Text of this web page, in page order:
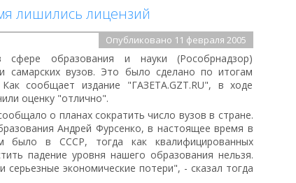
лишились лицензий
Опубликовано 11 февраля 2005
образования и науки (Рособрнадзор)
самарских вузов. Это было сделано по итогам
сообщает издание "ГАЗЕТА.GZT.RU", в ходе
оценку "отлично".
о планах сократить число вузов в стране.
Андрей Фурсенко, в настоящее время в
в СССР, тогда как квалифицированных
падение уровня нашего образования нельзя.
экономические потери", - сказал тогда